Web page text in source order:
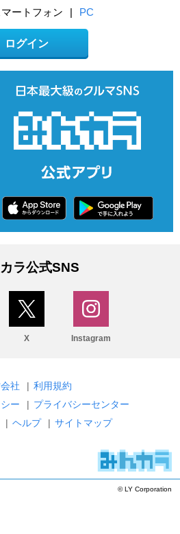
マートフォン | PC
ログイン
ラ公式SNS
X Instagram
社 | 利用規約
ー
| プライバシーセンター
| ヘルプ | サイトマップ
© LY Corporation